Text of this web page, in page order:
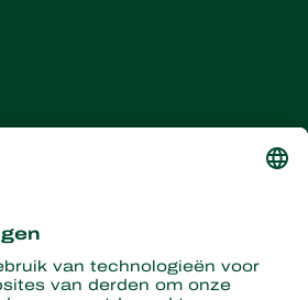
laatste nieuws en
aanmelden